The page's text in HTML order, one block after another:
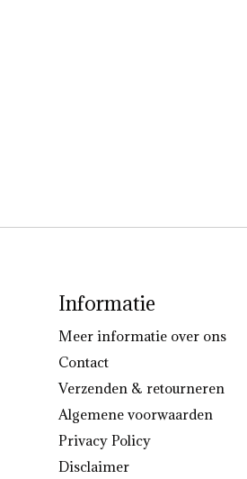
Informatie
Meer informatie over ons
Contact
Verzenden & retourneren
Algemene voorwaarden
Privacy Policy
Disclaimer